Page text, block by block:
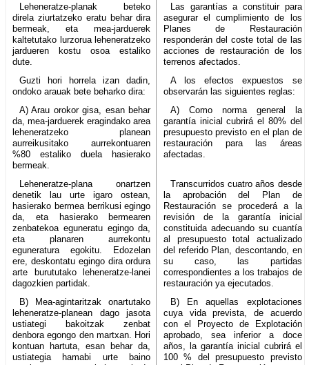
Leheneratze-planak beteko
direla ziurtatzeko eratu behar dira
bermeak, eta mea-jarduerek
kaltetutako lurzorua leheneratzeko
jardueren kostu osoa estaliko
dute.
Las garantías a constituir para
asegurar el cumplimiento de los
Planes de Restauración
responderán del coste total de las
acciones de restauración de los
terrenos afectados.
Guzti hori horrela izan dadin,
ondoko arauak bete beharko dira:
A los efectos expuestos se
observarán las siguientes reglas:
A) Arau orokor gisa, esan behar
da, mea-jarduerek eragindako area
leheneratzeko planean
aurreikusitako aurrekontuaren
%80 estaliko duela hasierako
bermeak.
A) Como norma general la
garantía inicial cubrirá el 80% del
presupuesto previsto en el plan de
restauración para las áreas
afectadas.
Leheneratze-plana onartzen
denetik lau urte igaro ostean,
hasierako bermea berrikusi egingo
da, eta hasierako bermearen
zenbatekoa eguneratu egingo da,
eta planaren aurrekontu
eguneratura egokitu. Edozelan
ere, deskontatu egingo dira ordura
arte burututako leheneratze-lanei
dagozkien partidak.
Transcurridos cuatro años desde
la aprobación del Plan de
Restauración se procederá a la
revisión de la garantía inicial
constituida adecuando su cuantía
al presupuesto total actualizado
del referido Plan, descontando, en
su caso, las partidas
correspondientes a los trabajos de
restauración ya ejecutados.
B) Mea-agintaritzak onartutako
leheneratze-planean dago jasota
ustiategi bakoitzak zenbat
denbora egongo den martxan. Hori
kontuan hartuta, esan behar da,
ustiategia hamabi urte baino
B) En aquellas explotaciones
cuya vida prevista, de acuerdo
con el Proyecto de Explotación
aprobado, sea inferior a doce
años, la garantía inicial cubrirá el
100 % del presupuesto previsto